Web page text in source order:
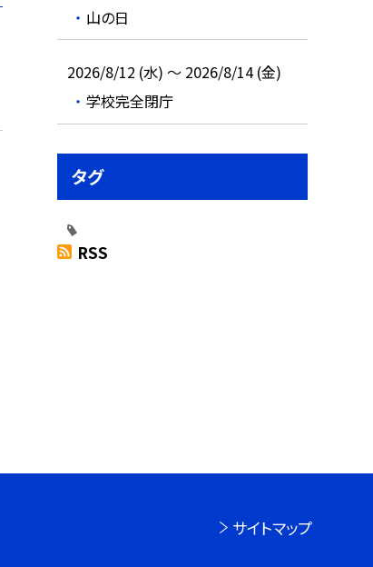
山の日
2026/8/12 (水) ～ 2026/8/14 (金)
学校完全閉庁
タグ
RSS
サイトマップ